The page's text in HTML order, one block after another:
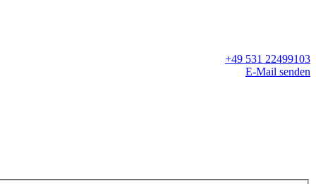
+49 531 22499103
E-Mail senden